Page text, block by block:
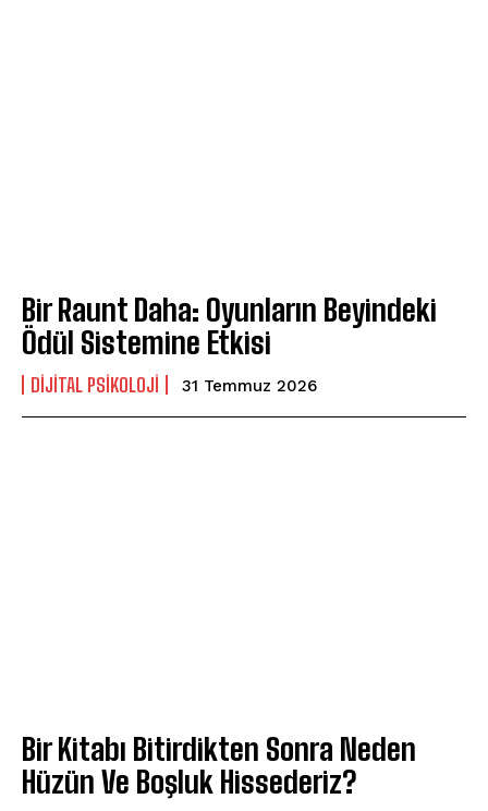
Bir Raunt Daha: Oyunların Beyindeki
Ödül Sistemine Etkisi
DIJITAL PSIKOLOJI 31 Temmuz 2026
Bir Kitabı Bitirdikten Sonra Neden
Hüzün Ve Boşluk Hissederiz?